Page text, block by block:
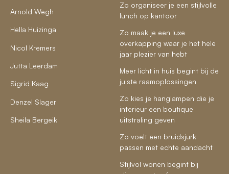
Arnold Wegh
Hella Huizinga
Nicol Kremers
Jutta Leerdam
Sigrid Kaag
Denzel Slager
Sheila Bergeik
Zo organiseer je een stijlvolle
lunch op kantoor
Zo maak je een luxe
overkapping waar je het hele
jaar plezier van hebt
Meer licht in huis begint bij de
juiste raamoplossingen
Zo kies je hanglampen die je
interieur een boutique
uitstraling geven
Zo voelt een bruidsjurk
passen met echte aandacht
Stijlvol wonen begint bij